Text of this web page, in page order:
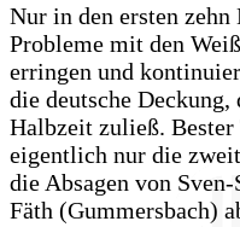
Nur in den ersten
Probleme mit den
erringen und
die deutsche
Halbzeit zuließ.
eigentlich nur die
die Absagen von
Fäth (Gummersbach)